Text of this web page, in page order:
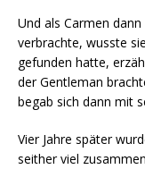
Und als Carmen
verbrachte, wusste
gefunden hatte,
der Gentleman
begab sich dann mit
Vier Jahre später
seither viel